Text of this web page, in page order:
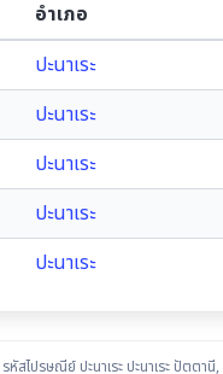
อำเภอ
ปะนาเระ
ปะนาเระ
ปะนาเระ
ปะนาเระ
ปะนาเระ
รหัสไปรษณีย์ ปะนาเระ ปะนาเระ ปัตตานี,